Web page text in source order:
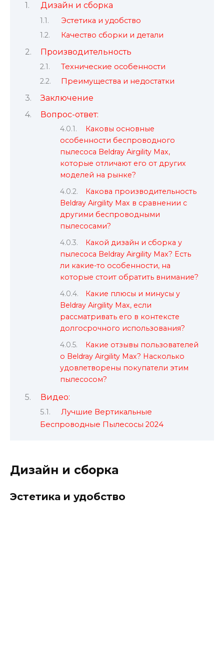
Дизайн и сборка
Эстетика и удобство
Качество сборки и детали
Производительность
Технические особенности
Преимущества и недостатки
Заключение
Вопрос-ответ:
Каковы основные
особенности беспроводного
пылесоса Beldray Airgility Max,
которые отличают его от других
моделей на рынке?
Какова производительность
Beldray Airgility Max в сравнении с
другими беспроводными
пылесосами?
Какой дизайн и сборка у
пылесоса Beldray Airgility Max? Есть
ли какие-то особенности, на
которые стоит обратить внимание?
Какие плюсы и минусы у
Beldray Airgility Max, если
рассматривать его в контексте
долгосрочного использования?
Какие отзывы пользователей
о Beldray Airgility Max? Насколько
удовлетворены покупатели этим
пылесосом?
Видео:
Лучшие Вертикальные
Беспроводные Пылесосы 2024
Дизайн и сборка
Эстетика и удобство